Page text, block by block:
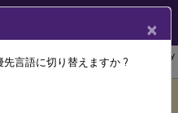
ージェント
Linux Virtual Delivery
よるカスタムデ
×
言語に切り替えますか ?